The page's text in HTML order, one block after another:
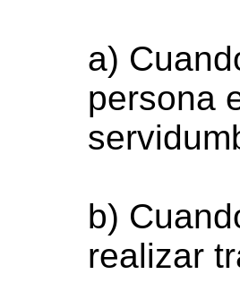
a)
persona
b)
realizar